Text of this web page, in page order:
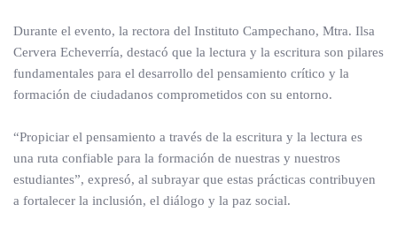
Durante el evento, la rectora del Instituto Campechano, Mtra. Ilsa
Cervera Echeverría, destacó que la lectura y la escritura son pilares
fundamentales para el desarrollo del pensamiento crítico y la
formación de ciudadanos comprometidos con su entorno.
“Propiciar el pensamiento a través de la escritura y la lectura es
una ruta confiable para la formación de nuestras y nuestros
estudiantes”, expresó, al subrayar que estas prácticas contribuyen
a fortalecer la inclusión, el diálogo y la paz social.